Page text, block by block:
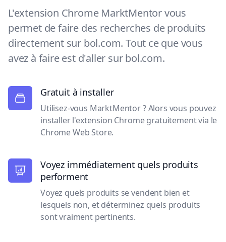
L'extension Chrome MarktMentor vous
permet de faire des recherches de produits
directement sur bol.com. Tout ce que vous
avez à faire est d'aller sur bol.com.
Gratuit à installer
Utilisez-vous MarktMentor ? Alors vous pouvez
installer l'extension Chrome gratuitement via le
Chrome Web Store.
Voyez immédiatement quels produits
performent
Voyez quels produits se vendent bien et
lesquels non, et déterminez quels produits
sont vraiment pertinents.